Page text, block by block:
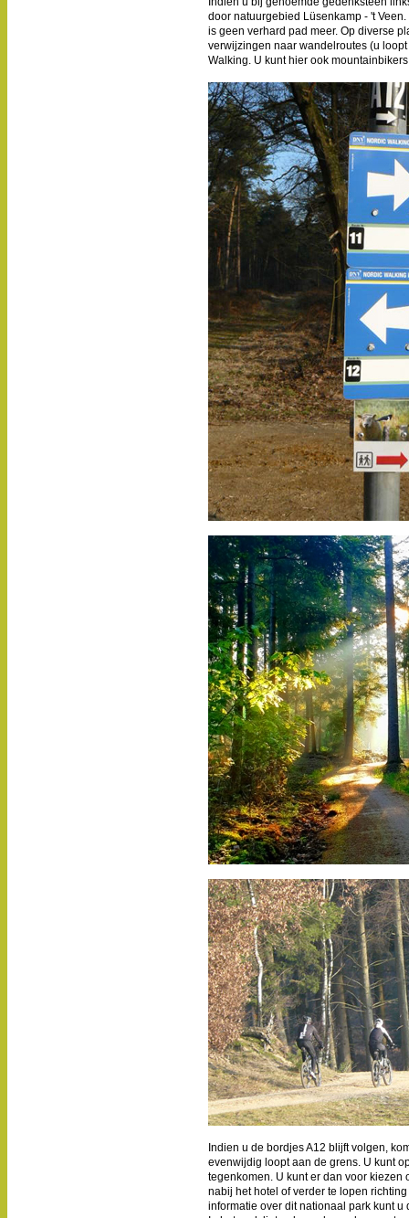
door natuurgebied Lüsenkamp - 't
is geen verhard pad meer. Op diverse
verwijzingen naar wandelroutes (u
Walking. U kunt hier ook
Indien u de bordjes A12 blijft volgen,
evenwijdig loopt aan de grens. U kunt
tegenkomen. U kunt er dan voor
nabij het hotel of verder te lopen
informatie over dit nationaal park kunt u